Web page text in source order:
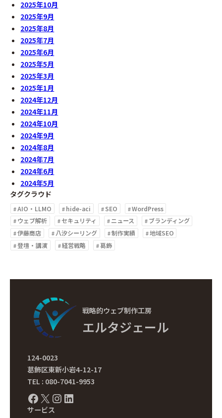
2025年10月
2025年9月
2025年8月
2025年7月
2025年6月
2025年5月
2025年3月
2025年1月
2024年12月
2024年11月
2024年10月
2024年9月
2024年8月
2024年7月
2024年6月
2024年5月
タグクラウド
AIO・LLMO hide-aci SEO
WordPress
ウェブ解析
セキュリティ ニュース
ブランディング
伊藤商店
八汐シーリング 制作実績
地域SEO
登壇・講演
経営戦略 葛飾
戦略的ウェブ制作工房
エルタジェール
124-0023
葛飾区東新小岩4-12-17
TEL : 080-7041-9953
Facebook X InstagramLinkedIn
サービス